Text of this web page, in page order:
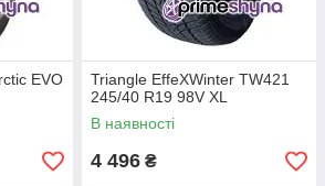
EVO
Triangle EffeXWinter TW421
245/40 R19 98V XL
В наявності
4 496 ₴